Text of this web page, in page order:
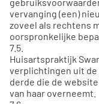
vervanging (een)
zoveel als rechtens
oorspronkelijke
7.5.
Huisartspraktijk
verplichtingen uit de
derde die de
van haar overneemt.